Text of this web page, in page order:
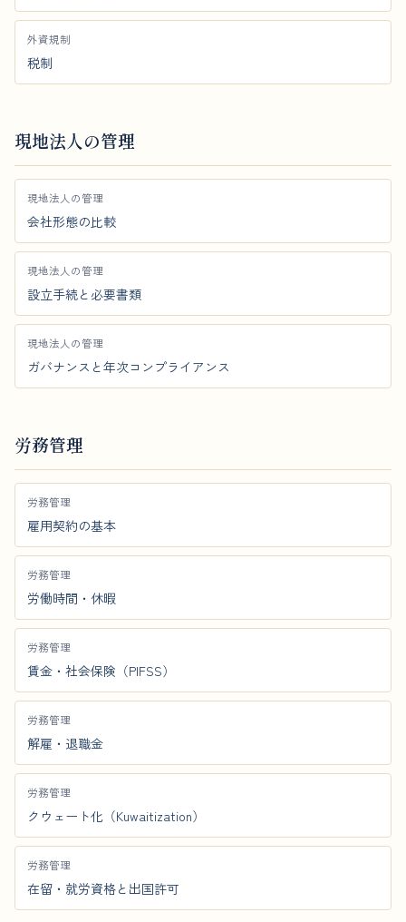
外資規制
税制
現地法人の管理
現地法人の管理
会社形態の比較
現地法人の管理
設立手続と必要書類
現地法人の管理
ガバナンスと年次コンプライアンス
労務管理
労務管理
雇用契約の基本
労務管理
労働時間・休暇
労務管理
賃金・社会保険（PIFSS）
労務管理
解雇・退職金
労務管理
クウェート化（Kuwaitization）
労務管理
在留・就労資格と出国許可